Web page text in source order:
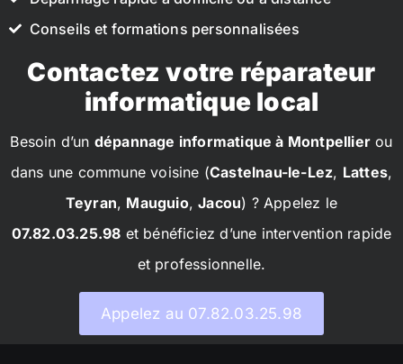
Conseils et formations personnalisées
Contactez votre réparateur
informatique local
Besoin d’un dépannage informatique à Montpellier ou
dans une commune voisine (Castelnau-le-Lez, Lattes,
Teyran, Mauguio,Jacou) ? Appelez le
07.82.03.25.98 et bénéficiez d’une intervention rapide
et professionnelle.
Appelez au 07.82.03.25.98